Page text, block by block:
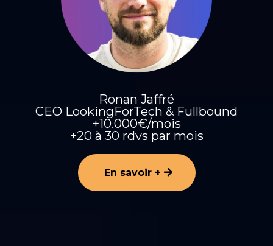
Ronan Jaffré
CEO LookingForTech & Fullbound
+10.000€/mois
+20 à 30 rdvs par mois
En savoir +